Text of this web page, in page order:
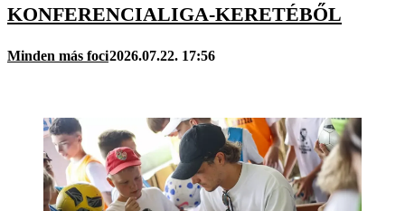
KONFERENCIALIGA-KERETÉBŐL
Minden más foci2026.07.22. 17:56